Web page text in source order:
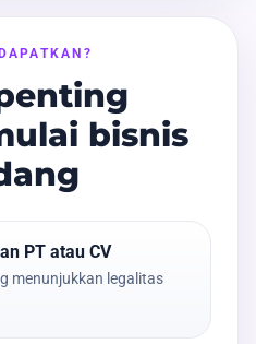
bisnis
PT atau CV
menunjukkan legalitas